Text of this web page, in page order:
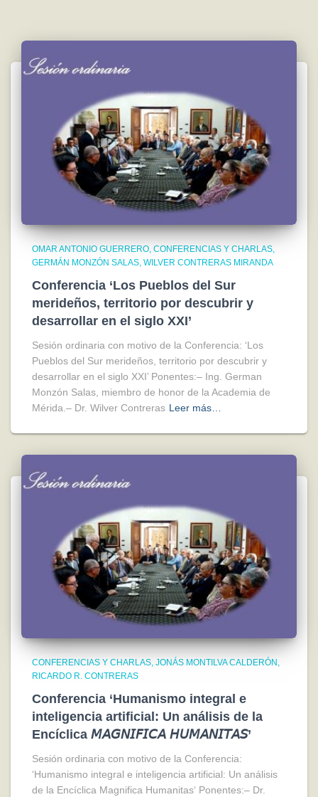
OMAR ANTONIO GUERRERO CONFERENCIAS Y CHARLAS
GERMÁN MONZÓN SALAS WILVER CONTRERAS MIRANDA
Conferencia ‘Los Pueblos del Sur
merideños, territorio por descubrir y
desarrollar en el siglo XXI’
Sesión ordinaria con motivo de la Conferencia: ‘Los
Pueblos del Sur merideños, territorio por descubrir y
desarrollar en el siglo XXI’ Ponentes:– Ing. German
Monzón Salas, miembro de honor de la Academia de
Mérida.– Dr. Wilver Contreras Leer más…
CONFERENCIAS Y CHARLAS JONÁS MONTILVA CALDERÓN
RICARDO R. CONTRERAS
Conferencia ‘Humanismo integral e
inteligencia artificial: Un análisis de la
Encíclica 𝘔𝘈𝘎𝘕𝘐𝘍𝘐𝘊𝘈 𝘏𝘜𝘔𝘈𝘕𝘐𝘛𝘈𝘚’
Sesión ordinaria con motivo de la Conferencia:
‘Humanismo integral e inteligencia artificial: Un análisis
de la Encíclica Magnifica Humanitas‘ Ponentes:– Dr.